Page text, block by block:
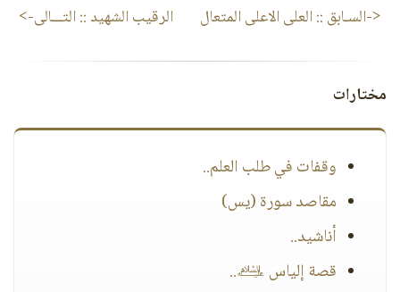
<-السـابق ::العلى الاعلى المتعال الرقيب الشهيد :: التـــالى->
مختارات
وقفات في طلب العلم..
مقاصد سورة (يس)
أناشيد..
قصة إلياس ﵇..